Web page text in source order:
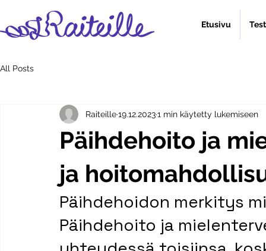
Etusivu
All Posts
Päihdehoito ja
ja
Raiteille19.12.20231 min käytetty lukemiseen
Päihdehoidon merkitys
Päihdehoito ja